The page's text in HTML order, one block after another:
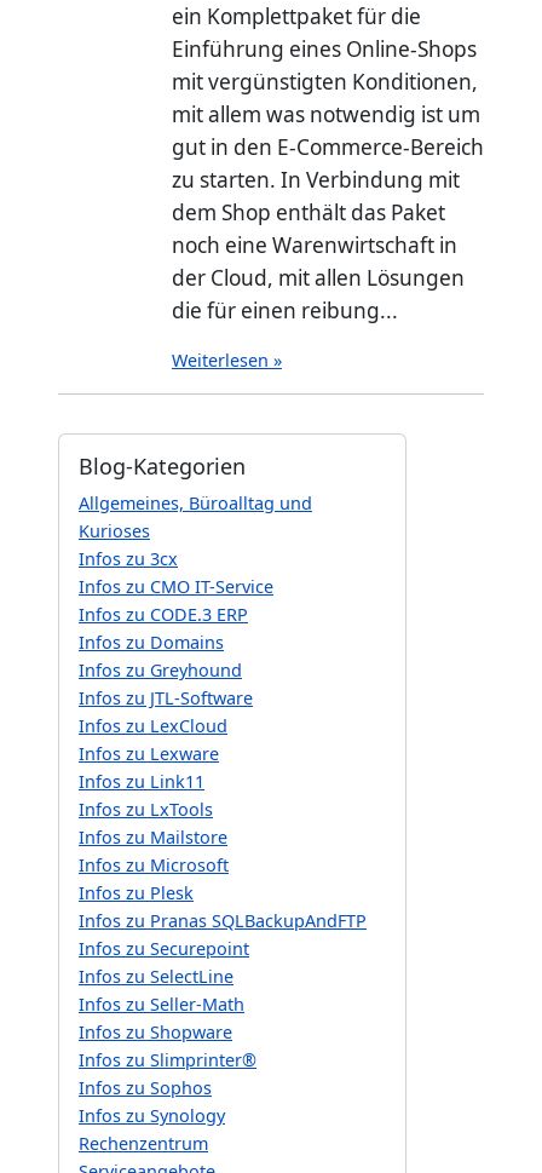
ein Komplettpaket für die
Einführung eines Online-Shops
mit vergünstigten Konditionen,
mit allem was notwendig ist um
gut in den E-Commerce-Bereich
zu starten. In Verbindung mit
dem Shop enthält das Paket
noch eine Warenwirtschaft in
der Cloud, mit allen Lösungen
die für einen reibung...
Weiterlesen »
Blog-Kategorien
Allgemeines, Büroalltag und
Kurioses
Infos zu 3cx
Infos zu CMO IT-Service
Infos zu CODE.3 ERP
Infos zu Domains
Infos zu Greyhound
Infos zu JTL-Software
Infos zu LexCloud
Infos zu Lexware
Infos zu Link11
Infos zu LxTools
Infos zu Mailstore
Infos zu Microsoft
Infos zu Plesk
Infos zu Pranas SQLBackupAndFTP
Infos zu Securepoint
Infos zu SelectLine
Infos zu Seller-Math
Infos zu Shopware
Infos zu Slimprinter®
Infos zu Sophos
Infos zu Synology
Rechenzentrum